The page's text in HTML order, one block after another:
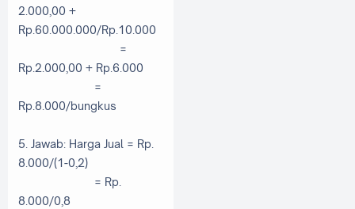
2.000,00 +
Rp.60.000.000/Rp.10.000
=
Rp.2.000,00 + Rp.6.000
=
Rp.8.000/bungkus
5. Jawab: Harga Jual = Rp.
8.000/(1-0,2)
= Rp.
8.000/0,8